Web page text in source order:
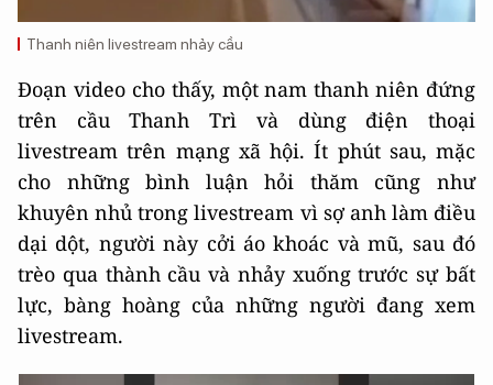
Thanh niên livestream nhảy cầu
Đoạn video cho thấy, một nam thanh niên đứng
trên cầu Thanh Trì và dùng điện thoại
livestream trên mạng xã hội. Ít phút sau, mặc
cho những bình luận hỏi thăm cũng như
khuyên nhủ trong livestream vì sợ anh làm điều
dại dột, người này cởi áo khoác và mũ, sau đó
trèo qua thành cầu và nhảy xuống trước sự bất
lực, bàng hoàng của những người đang xem
livestream.